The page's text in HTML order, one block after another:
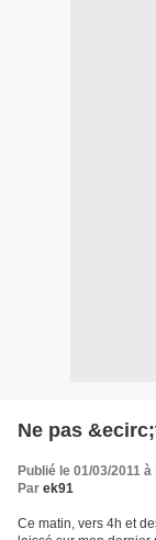
Ne pas
Publié le 01/03/2011 à
Par ek91
Ce matin, vers 4h et